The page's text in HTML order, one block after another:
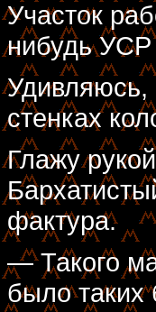
Участок
нибудь УСР
стенках
Глажу
фактура.
— Такого
было таких